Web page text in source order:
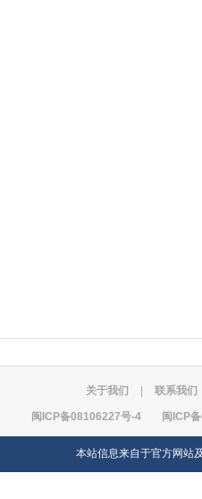
关于我们 联系我们
闽ICP备08106227号-4 闽ICP
本站信息来自于官方网站